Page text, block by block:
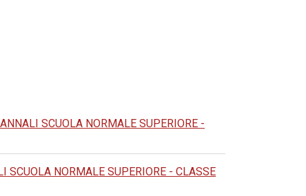
ANNALI SCUOLA NORMALE SUPERIORE -
SCUOLA NORMALE SUPERIORE - CLASSE